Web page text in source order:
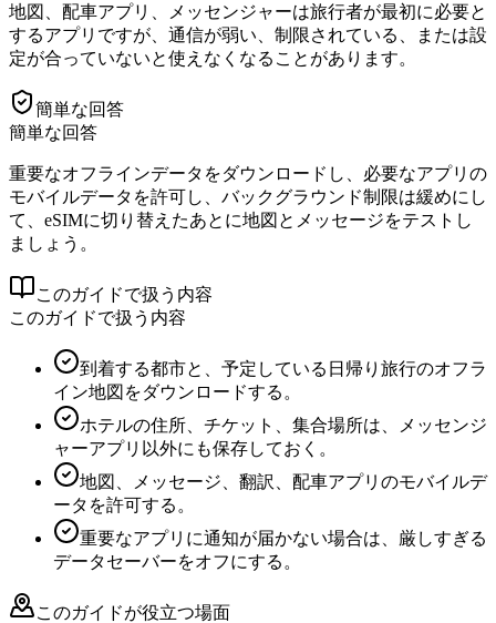
地図、配車アプリ、メッセンジャーは旅行者が最初に必要と
するアプリですが、通信が弱い、制限されている、または設
定が合っていないと使えなくなることがあります。
簡単な回答
簡単な回答
重要なオフラインデータをダウンロードし、必要なアプリの
モバイルデータを許可し、バックグラウンド制限は緩めにし
て、eSIMに切り替えたあとに地図とメッセージをテストし
ましょう。
このガイドで扱う内容
このガイドで扱う内容
到着する都市と、予定している日帰り旅行のオフラ
イン地図をダウンロードする。
ホテルの住所、チケット、集合場所は、メッセンジ
ャーアプリ以外にも保存しておく。
地図、メッセージ、翻訳、配車アプリのモバイルデ
ータを許可する。
重要なアプリに通知が届かない場合は、厳しすぎる
データセーバーをオフにする。
このガイドが役立つ場面